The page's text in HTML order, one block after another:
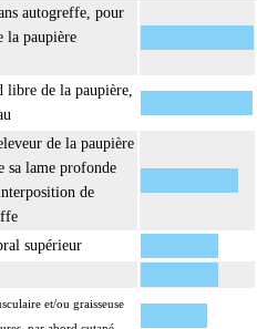
autogreffe, pour
la paupière
libre de la paupière,
de la paupière
sa lame profonde
de
supérieur
et/ou graisseuse